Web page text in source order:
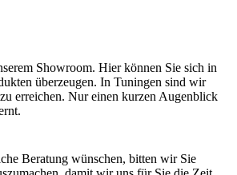
Showroom. Hier können Sie sich in
überzeugen. In Tuningen sind wir
erreichen. Nur einen kurzen Augenblick
Beratung wünschen, bitten wir Sie